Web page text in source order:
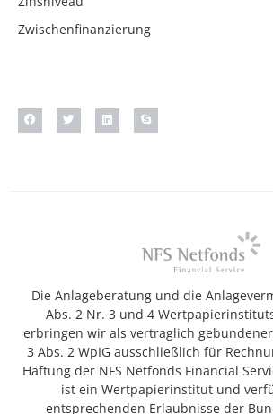
Zwischenfinanzierung
Die Anlageberatung und die
Abs. 2 Nr. 3 und 4
erbringen wir als vertraglich
3 Abs. 2 WpIG ausschließlich für
Haftung der NFS Netfonds Financial
ist ein Wertpapierinstitut und
entsprechenden Erlaubnisse der